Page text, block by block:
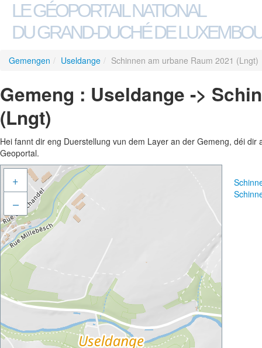
LE GÉOPORTAIL NATIONAL
DU GRAND-DUCHÉ DE
Gemengen / Useldange / Schinnen am urbane Raum 2021 (Lngt)
Gemeng : Useldange ->
(Lngt)
Hei fannt dir eng Duerstellung vun dem Layer an der Gemeng, déi
Geoportal.
+
–